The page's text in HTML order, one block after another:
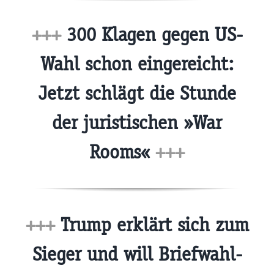
+++300 Klagen gegen US-
Wahl schon eingereicht:
Jetzt schlägt die Stunde
der juristischen »War
Rooms« +++
+++Trump erklärt sich zum
Sieger und will Briefwahl-